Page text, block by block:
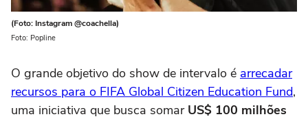
(Foto: Instagram @coachella)
Foto: Popline
O grande objetivo do show de intervalo é arrecadar
recursos para o FIFA Global Citizen Education Fund,
uma iniciativa que busca somar US$ 100 milhões